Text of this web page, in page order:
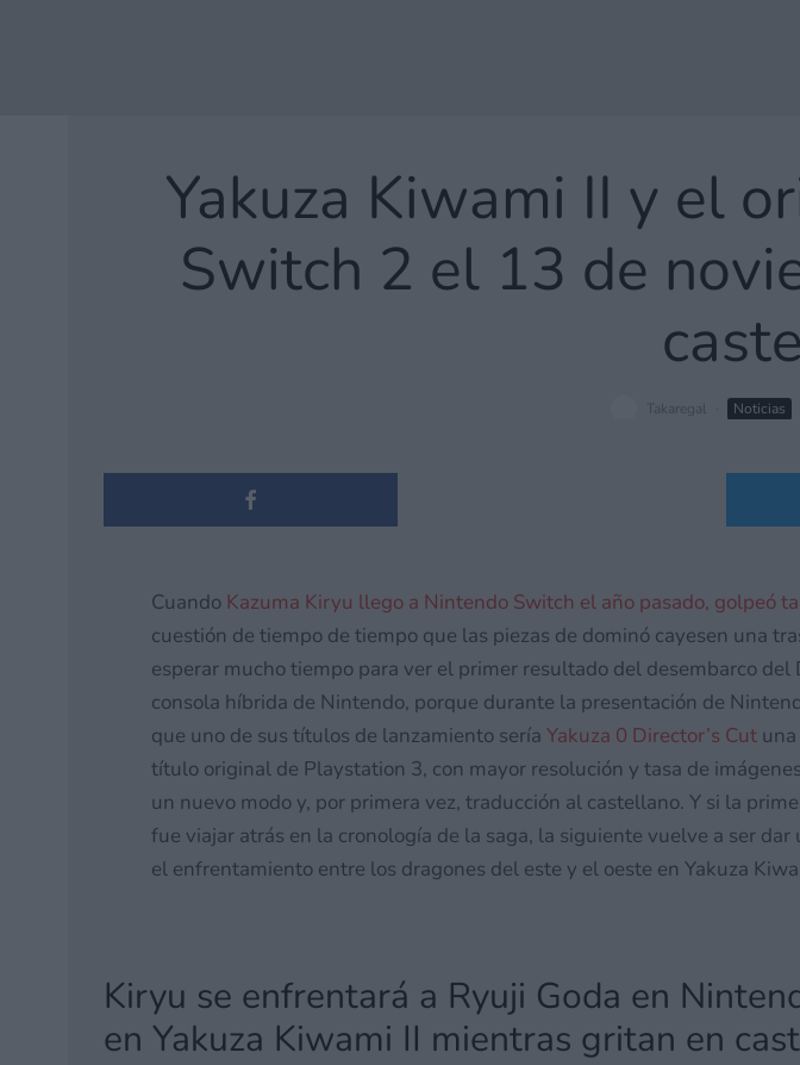
Yakuza Kiwami II y el
Switch 2 el 13 de
Takaregal Noticias
Cuando Kazuma Kiryu llego a Nintendo Switch el año pasado, golpeó
cuestión de tiempo de tiempo que las piezas de dominó cayesen una
esperar mucho tiempo para ver el primer resultado del desembarco del
consola híbrida de Nintendo, porque durante la presentación de
que uno de sus títulos de lanzamiento sería Yakuza 0 Director’s Cut
título original de Playstation 3, con mayor resolución y tasa de
un nuevo modo y, por primera vez, traducción al castellano. Y si la
fue viajar atrás en la cronología de la saga, la siguiente vuelve a ser
el enfrentamiento entre los dragones del este y el oeste en Yakuza
Kiryu se enfrentará a Ryuji Goda en
en Yakuza Kiwami II mientras gritan en